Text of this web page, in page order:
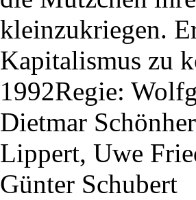
kleinzukriegen.
Kapitalismus zu
1992Regie:
Dietmar
Lippert, Uwe
Günter Schubert